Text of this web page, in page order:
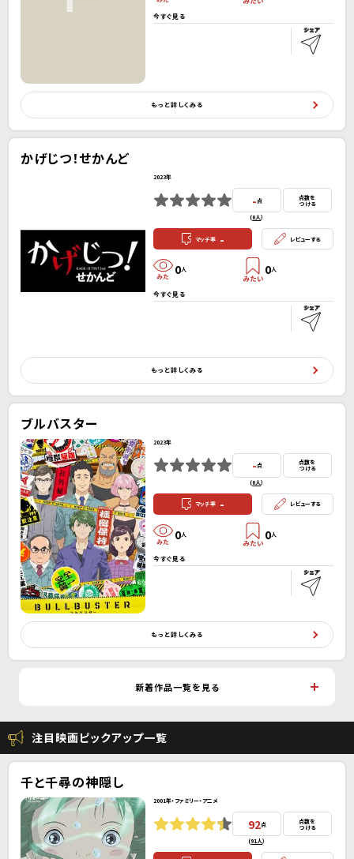
今すぐ見る
もっと詳しくみる
かげじつ！せかんど
2023年
- 点
(0人）
点数を
つける
マッチ率 - レビューする
0人 0人
今すぐ見る
もっと詳しくみる
ブルバスター
2023年
-点
(0人）
点数を
つける
マッチ率 - レビューする
0人 0人
今すぐ見る
もっと詳しくみる
新着作品一覧を見る
注目映画ピックアップ一覧
千と千尋の神隠し
2001年・ファミリー・アニメ
92点
(91人）
点数を
つける